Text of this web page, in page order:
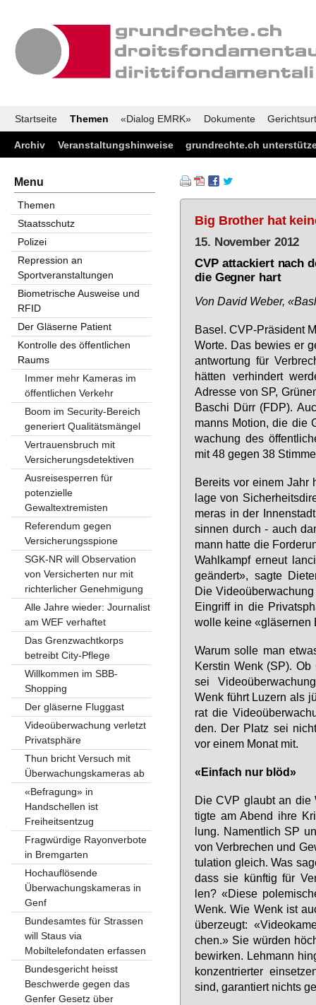
Startseite Themen «Dialog EMRK» Dokumente
Archiv Veranstaltungshinweise grundrechte.ch
Big Brother hat
15. November 2012
CVP attackiert nach
die Gegner hart
Von Da­vid We­ber,
Ba­sel. CVP-Prä­si­dent
Wor­te. Das be­wies er
ant­wor­tung für
hät­ten ver­hin­dert
Adres­se von SP,
Ba­schi Dürr (FDP).
manns Mo­ti­on, die die
wa­chung des
mit 48 ge­gen 38
Be­reits vor ei­nem Jahr
la­ge von
me­ras in der
sin­nen durch - auch
mann hat­te die
Wahl­kampf er­neut
ge­än­dert», sag­te
Die
Ein­griff in die
wol­le kei­ne «glä­ser­nen
War­um sol­le man
Kers­tin Wenk (SP).
sei
Wenk führt Lu­zern als
rat die
den. Der Platz sei
vor ei­nem Mo­nat mit.
«Ein­fach nur blöd»
Die CVP glaubt an die
tig­te am Abend ih­re
lung. Na­ment­lich SP
von Ver­bre­chen und
tu­la­ti­on gleich. Was
dass sie künf­tig für
len? «Die­se
Wenk. Wie Wenk ist
über­zeugt:
chen.» Sie wür­den
be­wir­ken. Leh­mann
kon­zen­trier­ter
sind, ga­ran­tiert nichts
Menu
Themen
Staatsschutz
Polizei
Repression an
Sportveranstaltungen
Biometrische Ausweise und
RFID
Der Gläserne Patient
Kontrolle des öffentlichen
Raums
Immer mehr Kameras im
öffentlichen Verkehr
Boom im Security-Bereich
generiert Qualitätsmängel
Vertrauensbruch mit
Versicherungsdetektiven
Ausreisesperren für
potenzielle
Gewaltextremisten
Referendum gegen
Versicherungsspione
SGK-NR will Observation
von Versicherten nur mit
richterlicher Genehmigung
Alle Jahre wieder: Journalist
am WEF verhaftet
Das Grenzwachtkorps
betreibt City-Pflege
Willkommen im SBB-
Shopping
Der gläserne Fluggast
Videoüberwachung verletzt
Privatsphäre
Thun bricht Versuch mit
Überwachungskameras ab
«Befragung» in
Handschellen ist
Freiheitsentzug
Fragwürdige Rayonverbote
in Bremgarten
Hochauflösende
Überwachungskameras in
Genf
Bundesamtes für Strassen
will Staus via
Mobiltelefondaten erfassen
Bundesgericht heisst
Beschwerde gegen das
Genfer Gesetz über